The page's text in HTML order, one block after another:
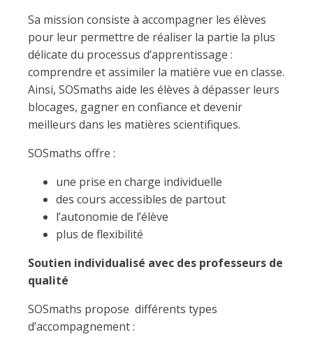
Sa mission consiste à accompagner les élèves
pour leur permettre de réaliser la partie la plus
délicate du processus d’apprentissage :
comprendre et assimiler la matière vue en classe.
Ainsi, SOSmaths aide les élèves à dépasser leurs
blocages, gagner en confiance et devenir
meilleurs dans les matières scientifiques.
SOSmaths offre :
une prise en charge individuelle
des cours accessibles de partout
l’autonomie de l’élève
plus de flexibilité
Soutien individualisé avec des professeurs de
qualité
SOSmaths propose différents types
d’accompagnement :